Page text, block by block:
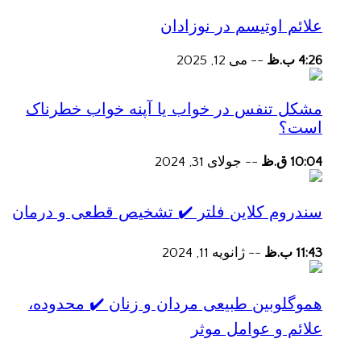
علائم اوتیسم در نوزادان
4:26 ب.ظ -- می 12, 2025
مشکل تنفس در خواب یا آپنه خواب خطرناک
است؟
10:04 ق.ظ -- جولای 31, 2024
سندروم کلاین فلتر ✔️ تشخیص قطعی و درمان
11:43 ب.ظ -- ژانویه 11, 2024
هموگلوبین طبیعی مردان و زنان ✔️ محدوده،
علائم و عوامل موثر